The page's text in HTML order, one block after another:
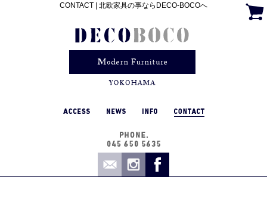
CONTACT | 北欧家具の事ならDECO-BOCOへ